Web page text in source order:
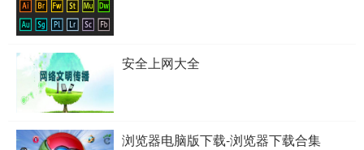
安全上网大全
浏览器电脑版下载-浏览器下载合集